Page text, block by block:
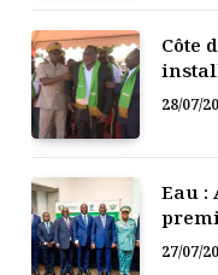
Côte
28/07/
Eau :
27/07/